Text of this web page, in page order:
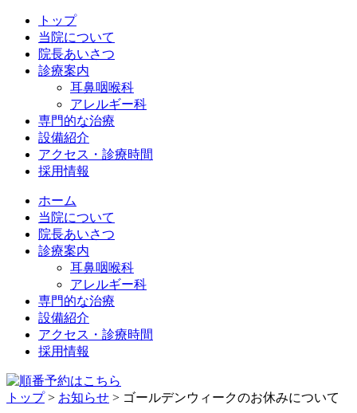
トップ
当院について
院長あいさつ
診療案内
耳鼻咽喉科
アレルギー科
専門的な治療
設備紹介
アクセス・診療時間
採用情報
ホーム
当院について
院長あいさつ
診療案内
耳鼻咽喉科
アレルギー科
専門的な治療
設備紹介
アクセス・診療時間
採用情報
トップ> お知らせ > ゴールデンウィークのお休みについて